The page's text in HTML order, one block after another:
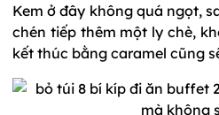
Kem ở đây không quá ngọt,
chén tiếp thêm một ly chè,
kết thúc bằng caramel cũng